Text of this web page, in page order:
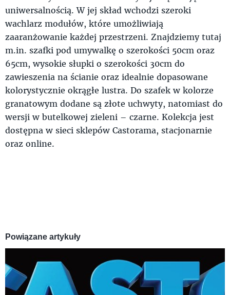
uniwersalnością. W jej skład wchodzi szeroki
wachlarz modułów, które umożliwiają
zaaranżowanie każdej przestrzeni. Znajdziemy tutaj
m.in. szafki pod umywalkę o szerokości 50cm oraz
65cm, wysokie słupki o szerokości 30cm do
zawieszenia na ścianie oraz idealnie dopasowane
kolorystycznie okrągłe lustra. Do szafek w kolorze
granatowym dodane są złote uchwyty, natomiast do
wersji w butelkowej zieleni – czarne. Kolekcja jest
dostępna w sieci sklepów Castorama, stacjonarnie
oraz online.
Powiązane artykuły